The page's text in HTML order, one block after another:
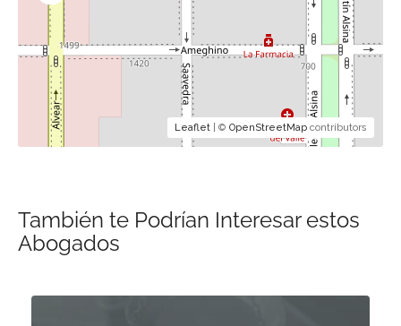
Leaflet | © OpenStreetMap contributors
También te Podrían Interesar estos
Abogados